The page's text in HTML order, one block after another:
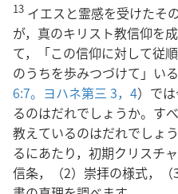
13 イエスと霊感を受けたそ
が，真のキリスト教信仰を
て，
「この信仰に対して従
のうちを歩みつづけて」い
6:7。 ヨハネ第三 3，4）で
るのはだれでしょうか。す
教えているのはだれでしょ
るにあたり，初期クリスチ
信条，（2）崇拝の様式，